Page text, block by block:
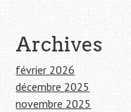
Archives
février 2026
décembre 2025
novembre 2025